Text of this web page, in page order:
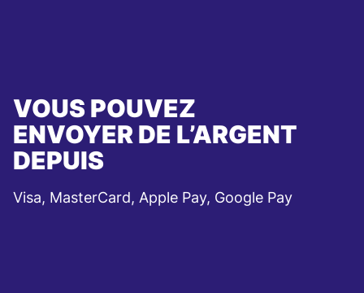
VOUS POUVEZ
ENVOYER DE L’ARGENT
DEPUIS
Visa, MasterCard, Apple Pay, Google Pay